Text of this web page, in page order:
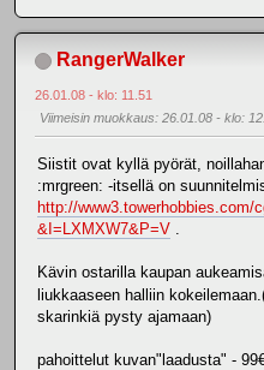
RangerWalker
26.01.08 - klo: 11.51
Viimeisin muokkaus: 26.01.08 - klo:
Siistit ovat kyllä pyörät,
:mrgreen: -itsellä on
http://www3.towerhobbies.com/
&I=LXMXW7&P=V
Kävin ostarilla kaupan
liukkaaseen halliin
skarinkiä pysty ajamaan)
pahoittelut kuvan"laadusta" -